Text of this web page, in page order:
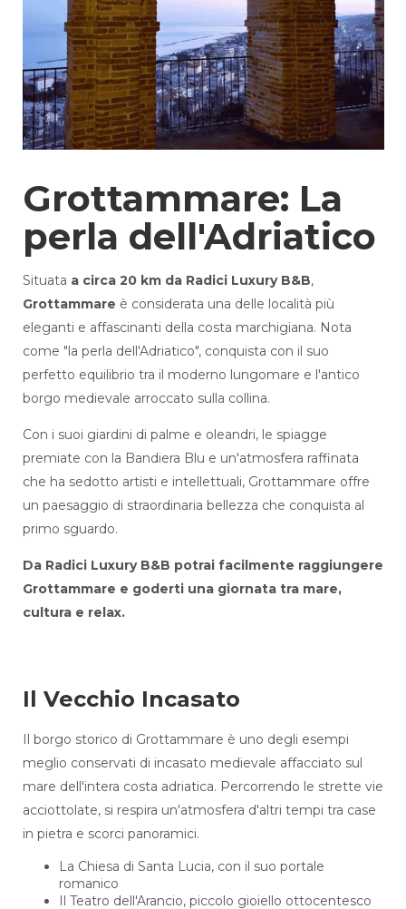
Grottammare: La
perla dell'Adriatico
Situata a circa 20 km da Radici Luxury B&B,
Grottammare è considerata una delle località più
eleganti e affascinanti della costa marchigiana. Nota
come "la perla dell'Adriatico", conquista con il suo
perfetto equilibrio tra il moderno lungomare e l'antico
borgo medievale arroccato sulla collina.
Con i suoi giardini di palme e oleandri, le spiagge
premiate con la Bandiera Blu e un'atmosfera raffinata
che ha sedotto artisti e intellettuali, Grottammare offre
un paesaggio di straordinaria bellezza che conquista al
primo sguardo.
Da Radici Luxury B&B potrai facilmente raggiungere
Grottammare e goderti una giornata tra mare,
cultura e relax.
Il Vecchio Incasato
Il borgo storico di Grottammare è uno degli esempi
meglio conservati di incasato medievale affacciato sul
mare dell'intera costa adriatica. Percorrendo le strette vie
acciottolate, si respira un'atmosfera d'altri tempi tra case
in pietra e scorci panoramici.
La Chiesa di Santa Lucia, con il suo portale
romanico
Il Teatro dell'Arancio, piccolo gioiello ottocentesco